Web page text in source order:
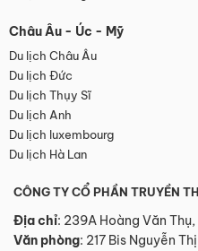
Châu Âu - Úc - Mỹ
Du lịch Châu Âu
Du lịch Đức
Du lịch Thụy Sĩ
Du lịch Anh
Du lịch luxembourg
Du lịch Hà Lan
CÔNG TY CỔ PHẦN TRUYỀN
Địa chỉ: 239A Hoàng Văn Thụ,
Văn phòng: 217 Bis Nguyễn